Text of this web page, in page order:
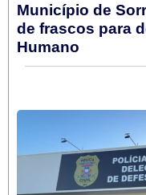
Município de
de frascos para
Humano